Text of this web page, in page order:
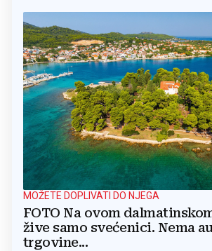
MOŽETE DOPLIVATI DO NJEGA
FOTO Na ovom
žive samo svećenici. Nema
trgovine...